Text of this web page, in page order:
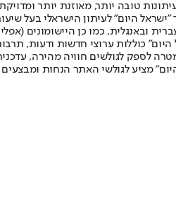
טובה יותר, מאוזנת יותר
המהדורה המודפסת הראשונה פורסמה ב-30 ביולי 2007, וב-
כוללות ערוצי חדשות ודעות,
במטרה לספק לגולשים חוויה מהירה,
מציע לגולשי האתר הנחות